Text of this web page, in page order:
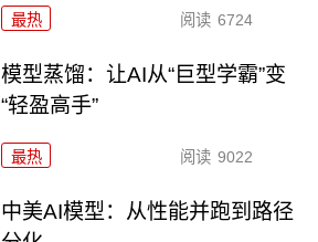
最热 阅读 6724
模型蒸馏：让AI从“巨型学霸”变
“轻盈高手”
最热 阅读 9022
中美AI模型：从性能并跑到路径